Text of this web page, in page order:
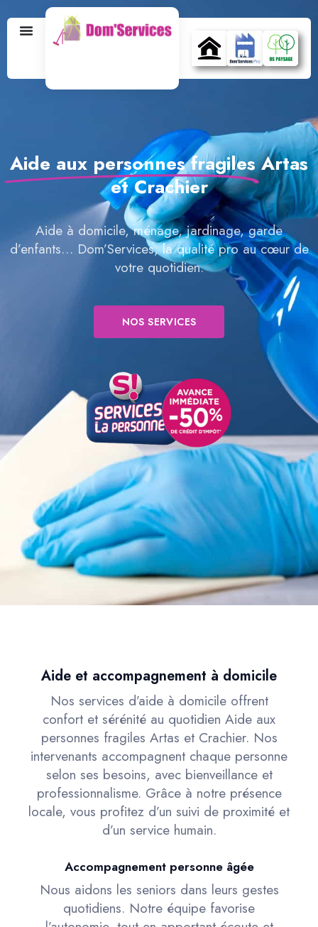
Aide aux personnes fragiles Artas
et Crachier
Aide à domicile, ménage, jardinage, garde
d’enfants… Dom’Services, la qualité pro au cœur de
votre quotidien.
NOS SERVICES
Aide et accompagnement à domicile
Nos services d’aide à domicile offrent
confort et sérénité au quotidien Aide aux
personnes fragiles Artas et Crachier. Nos
intervenants accompagnent chaque personne
selon ses besoins, avec bienveillance et
professionnalisme. Grâce à notre présence
locale, vous profitez d’un suivi de proximité et
d’un service humain.
Accompagnement personne âgée
Nous aidons les seniors dans leurs gestes
quotidiens. Notre équipe favorise